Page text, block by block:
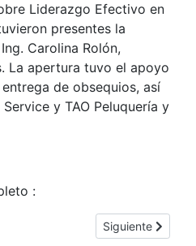
Liderazgo Efectivo en
presentes la
Carolina Rolón,
La apertura tuvo el apoyo
de obsequios, así
y TAO Peluquería y
:
el Program Dance Experience
Artículo
Siguiente